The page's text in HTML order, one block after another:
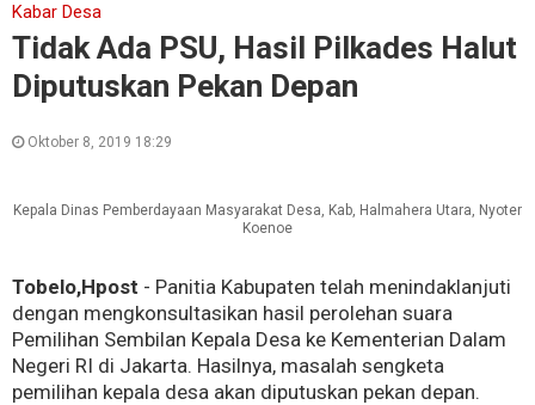
Kabar Desa
Tidak Ada PSU, Hasil Pilkades Halut
Diputuskan Pekan Depan
Oktober 8, 2019 18:29
Kepala Dinas Pemberdayaan Masyarakat Desa, Kab, Halmahera Utara, Nyoter
Koenoe
Tobelo,Hpost - Panitia Kabupaten telah menindaklanjuti
dengan mengkonsultasikan hasil perolehan suara
Pemilihan Sembilan Kepala Desa ke Kementerian Dalam
Negeri RI di Jakarta. Hasilnya, masalah sengketa
pemilihan kepala desa akan diputuskan pekan depan.